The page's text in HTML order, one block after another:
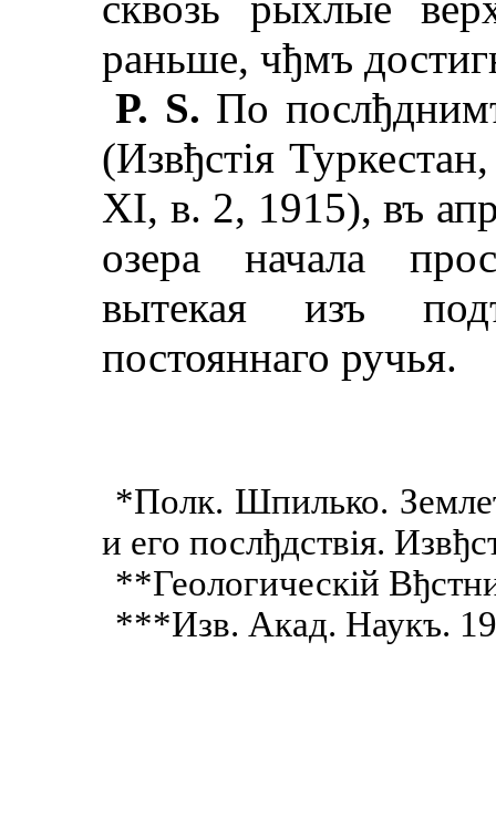
раньше, чђмъ
P. S. По
(Извђстiя
XI, в. 2, 1915), въ
озера начала
вытекая изъ
постояннаго ручья.
*Полк. Шпилько.
и его послђдствiя.
**Геологическiй
***Изв. Акад. Наукъ.